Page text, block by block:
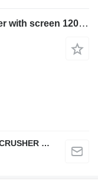
Polygonmach Mobile impact crusher with screen 1200x1000mm with 3 decks scre
POLYGONMACH ASPHALT CONCRETE CRUSHER SYSTEMS